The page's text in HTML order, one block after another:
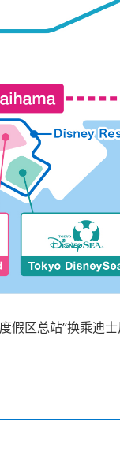
假区总站”换乘迪